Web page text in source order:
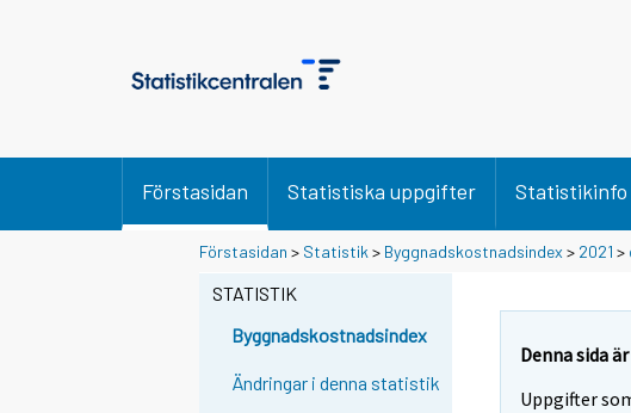
Förstasidan Statistiska uppgifter Statistikinfo
Förstasidan > Statistik > Byggnadskostnadsindex > 2021 >
STATISTIK
Byggnadskostnadsindex
Ändringar i denna statistik
Denna sida
Uppgifter